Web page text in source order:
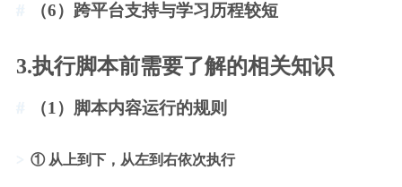
（6）跨平台支持与学习历程较短
3.执行脚本前需要了解的相关知识
（1）脚本内容运行的规则
① 从上到下，从左到右依次执行